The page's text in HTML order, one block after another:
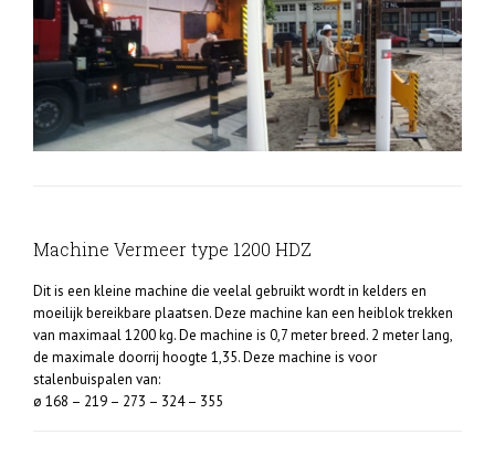
Machine Vermeer type 1200 HDZ
Dit is een kleine machine die veelal gebruikt wordt in kelders en
moeilijk bereikbare plaatsen. Deze machine kan een heiblok trekken
van maximaal 1200 kg. De machine is 0,7 meter breed. 2 meter lang,
de maximale doorrij hoogte 1,35. Deze machine is voor
stalenbuispalen van:
ø 168 – 219 – 273 – 324 – 355